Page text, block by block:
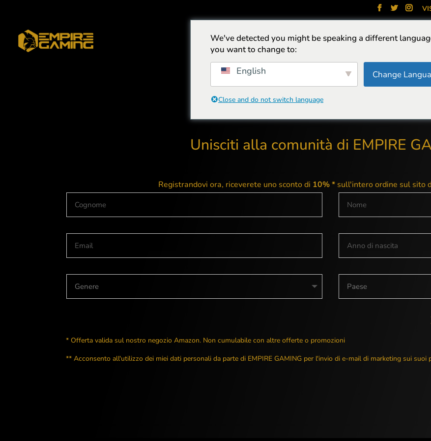
CASA CASE CUFFIE SEDIE TASTIERE PACKS
Unisciti alla comunità di EMPIRE
Registrandovi ora, riceverete uno sconto di 10% * sull'intero ordine sul sito
* Offerta valida sul nostro negozio Amazon. Non cumulabile con altre offerte o promozioni
** Acconsento all'utilizzo dei miei dati personali da parte di EMPIRE GAMING per l'invio di e-mail di marketing sui suoi
We've detected you might be speaking a different
you want to change to:
English Change
Close and do not switch language